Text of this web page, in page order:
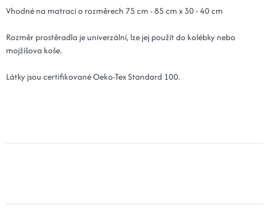
Vhodné na matraci o rozměrech 75 cm - 85 cm x 30 - 40 cm
Rozměr prostěradla je univerzální, lze jej použít do kolébky nebo
mojžíšova koše.
Látky jsou certifikované Oeko-Tex Standard 100.